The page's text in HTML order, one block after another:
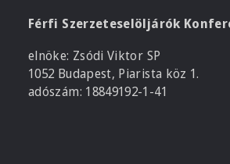
Férfi Szerzeteselöljárók
elnöke: Zsódi Viktor SP
1052 Budapest, Piarista köz 1.
adószám: 18849192-1-41